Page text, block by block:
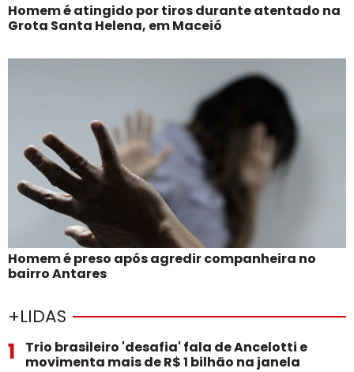
Homem é atingido por tiros durante atentado na
Grota Santa Helena, em Maceió
Homem é preso após agredir companheira no
bairro Antares
+LIDAS
1
Trio brasileiro 'desafia' fala de Ancelotti e
movimenta mais de R$ 1 bilhão na janela